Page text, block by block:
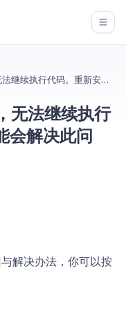
由于找不到 dxcore.dll，无法继续执行代码。重新安装程序可能会解决此问题。
无法继续执行
会解决此问
解决办法，你可以按